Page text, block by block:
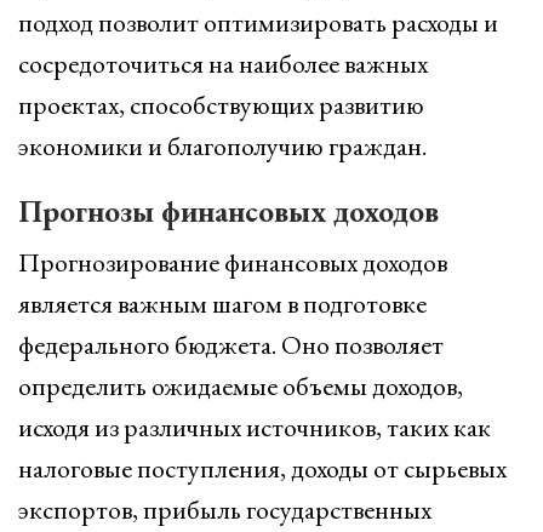
подход позволит оптимизировать расходы и
сосредоточиться на наиболее важных
проектах, способствующих развитию
экономики и благополучию граждан.
Прогнозы финансовых доходов
Прогнозирование финансовых доходов
является важным шагом в подготовке
федерального бюджета. Оно позволяет
определить ожидаемые объемы доходов,
исходя из различных источников, таких как
налоговые поступления, доходы от сырьевых
экспортов, прибыль государственных